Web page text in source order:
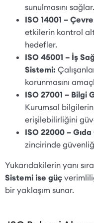
sunulmasını sağlar.
ISO 14001 –
etkilerin kontrol
hedefler.
ISO 45001 – İş
Sistemi:
korunmasını
ISO 27001 – Bilgi
Kurumsal
erişilebilirliğini
ISO 22000 –
zincirinde
Yukarıdakilerin yanı sıra
Sistemi ise güç
bir yaklaşım sunar.